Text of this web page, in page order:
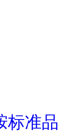
标准品